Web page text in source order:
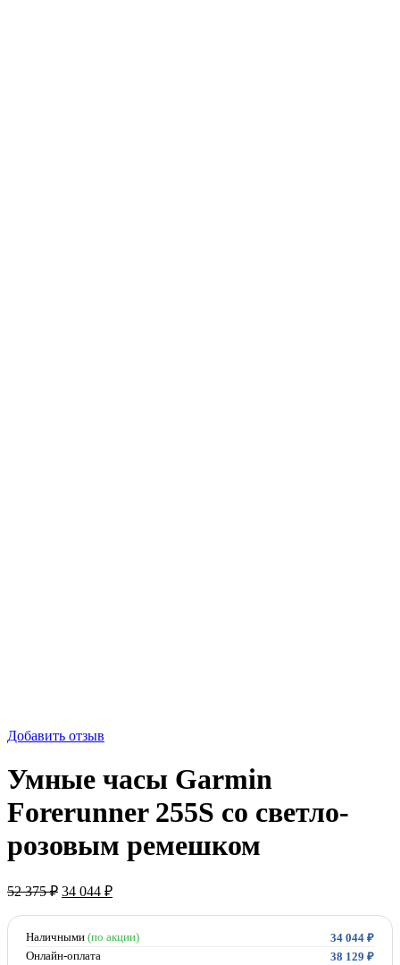
Добавить отзыв
Умные часы Garmin
Forerunner 255S со светло-
розовым ремешком
52 375₽ Первоначальная
составляла
52
375 ₽.
34 044 ₽Текущая
34
044 ₽.
Наличными (по акции) 34 044 ₽
Онлайн-оплата
38 129 ₽